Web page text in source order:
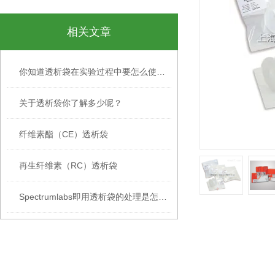
相关文章
关于透析袋你了解多少呢？
纤维素酯（CE）透析袋
再生纤维素（RC）透析袋